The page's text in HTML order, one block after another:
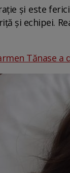
și este
și echipei.
Tănase